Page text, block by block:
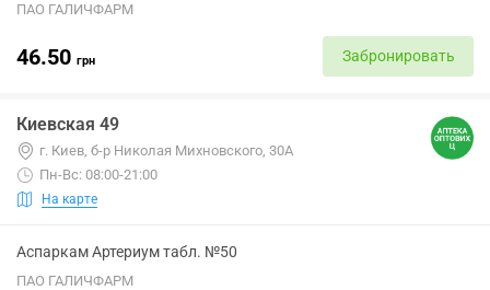
ПАО ГАЛИЧФАРМ
46.50 грн Забронировать
Киевская 49
г. Киев, б-р Николая Михновского, 30А
Пн-Вс: 08:00-21:00
На карте
Аспаркам Артериум табл. №50
ПАО ГАЛИЧФАРМ